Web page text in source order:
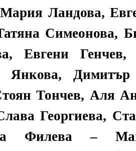
Ландова,
Симеонова,
Евгени Генчев,
Янкова, Димитър
Тончев, Аля
Георгиева,
Филева –